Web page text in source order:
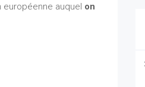
européenne auquel on